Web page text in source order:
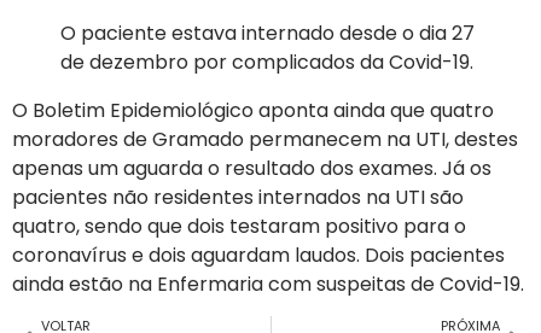
O paciente estava internado desde o dia 27
de dezembro por complicados da Covid-19.
O Boletim Epidemiológico aponta ainda que quatro
moradores de Gramado permanecem na UTI, destes
apenas um aguarda o resultado dos exames. Já os
pacientes não residentes internados na UTI são
quatro, sendo que dois testaram positivo para o
coronavírus e dois aguardam laudos. Dois pacientes
ainda estão na Enfermaria com suspeitas de Covid-19.
VOLTAR PRÓXIMA